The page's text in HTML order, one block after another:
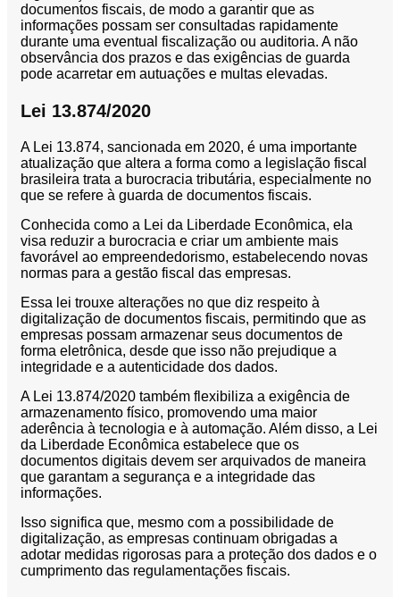
documentos fiscais, de modo a garantir que as
informações possam ser consultadas rapidamente
durante uma eventual fiscalização ou auditoria. A não
observância dos prazos e das exigências de guarda
pode acarretar em autuações e multas elevadas.
Lei 13.874/2020
A Lei 13.874, sancionada em 2020, é uma importante
atualização que altera a forma como a legislação fiscal
brasileira trata a burocracia tributária, especialmente no
que se refere à guarda de documentos fiscais.
Conhecida como a Lei da Liberdade Econômica, ela
visa reduzir a burocracia e criar um ambiente mais
favorável ao empreendedorismo, estabelecendo novas
normas para a gestão fiscal das empresas.
Essa lei trouxe alterações no que diz respeito à
digitalização de documentos fiscais, permitindo que as
empresas possam armazenar seus documentos de
forma eletrônica, desde que isso não prejudique a
integridade e a autenticidade dos dados.
A Lei 13.874/2020 também flexibiliza a exigência de
armazenamento físico, promovendo uma maior
aderência à tecnologia e à automação. Além disso, a Lei
da Liberdade Econômica estabelece que os
documentos digitais devem ser arquivados de maneira
que garantam a segurança e a integridade das
informações.
Isso significa que, mesmo com a possibilidade de
digitalização, as empresas continuam obrigadas a
adotar medidas rigorosas para a proteção dos dados e o
cumprimento das regulamentações fiscais.